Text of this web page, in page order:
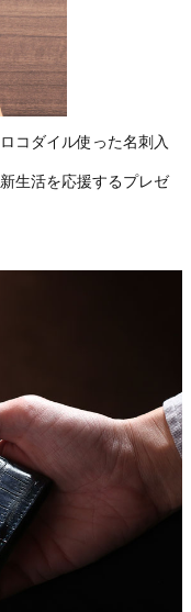
コダイル使った名刺入
生活を応援するプレゼ